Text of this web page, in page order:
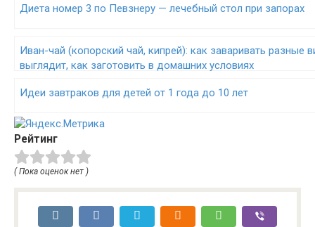
Диета номер 3 по Певзнеру — лечебный стол при запорах
Иван-чай (копорский чай, кипрей): как заваривать разные
выглядит, как заготовить в домашних условиях
Идеи завтраков для детей от 1 года до 10 лет
Рейтинг
( Пока оценок нет )